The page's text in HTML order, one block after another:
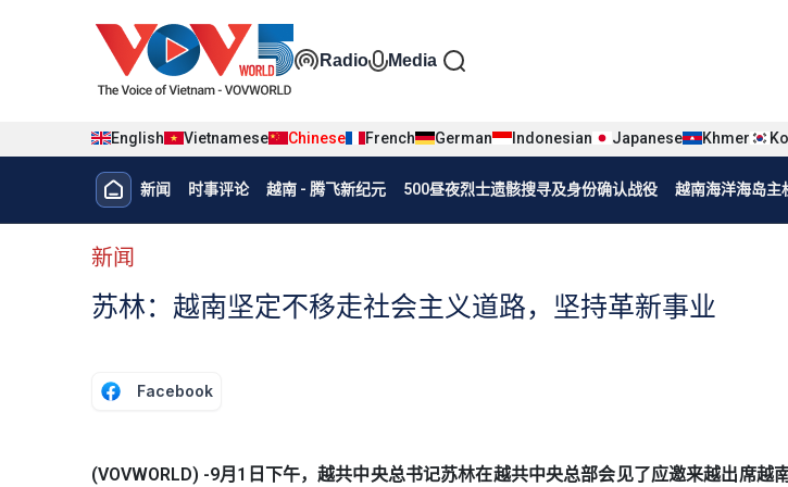
Đa phương tiện tiếng Trung
Radio Media
English Vietnamese Chinese French German Indonesian Japanese Khmer
Menu trang chủ tiếng Trung
新闻 时事评论 越南 - 腾飞新纪元 500昼夜烈士遗骸搜寻及身份确认战役 越南海洋海岛主
menu phụ tiếng Trung
新闻
苏林：越南坚定不移走社会主义道路，坚持革新事业
Facebook
(VOVWORLD) -9月1日下午，越共中央总书记苏林在越共中央总部会见了应邀来越出席越